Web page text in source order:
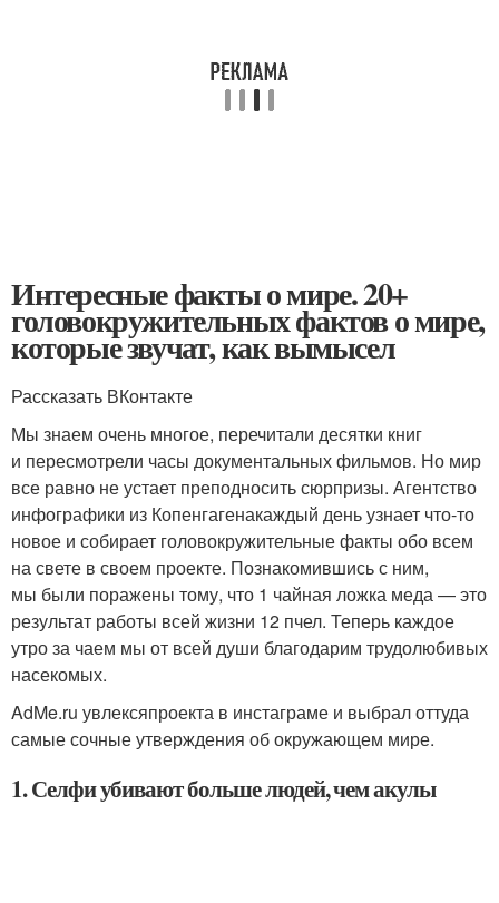
Интересные факты о мире. 20+
головокружительных фактов о мире,
которые звучат, как вымысел
Рассказать ВКонтакте
Мы знаем очень многое, перечитали десятки книг
и пересмотрели часы документальных фильмов. Но мир
все равно не устает преподносить сюрпризы. Агентство
инфографики из Копенгагенакаждый день узнает что-то
новое и собирает головокружительные факты обо всем
на свете в своем проекте. Познакомившись с ним,
мы были поражены тому, что 1 чайная ложка меда — это
результат работы всей жизни 12 пчел. Теперь каждое
утро за чаем мы от всей души благодарим трудолюбивых
насекомых.
AdMe.ru увлексяпроекта в инстаграме и выбрал оттуда
самые сочные утверждения об окружающем мире.
1. Селфи убивают больше людей, чем акулы